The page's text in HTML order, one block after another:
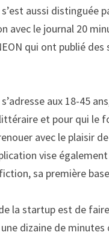
aussi distinguée
avec le journal 20
qui ont publié des
aux 18-45
et pour qui le
avec le plaisir
vise
sa première
la startup est de
dizaine de minutes